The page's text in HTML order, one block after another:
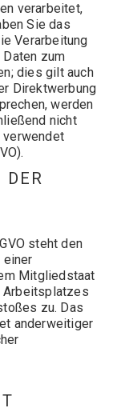
verarbeitet,
Sie das
Verarbeitung
zum
dies gilt auch
Direktwerbung
werden
nicht
verwendet
DER
steht den
einer
Mitgliedstaat
Arbeitsplatzes
zu. Das
anderweitiger